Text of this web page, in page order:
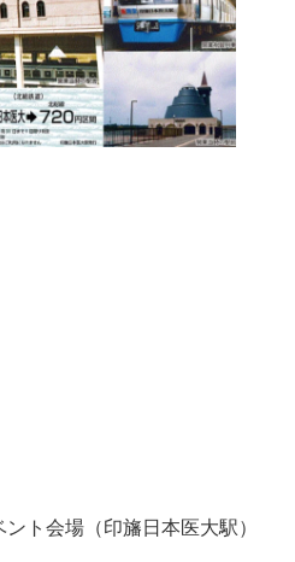
ト会場（印旛日本医大駅）